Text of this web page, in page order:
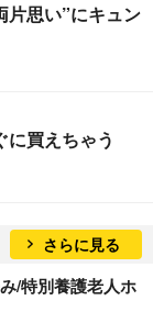
片思い”にキュン
に買えちゃう
さらに見る
/特別養護老人ホ